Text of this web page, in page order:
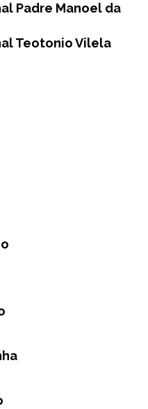
Teotonio Vilela